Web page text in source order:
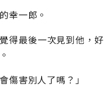
幸一郎。
得最後一次見到他，好
傷害別人了嗎？」